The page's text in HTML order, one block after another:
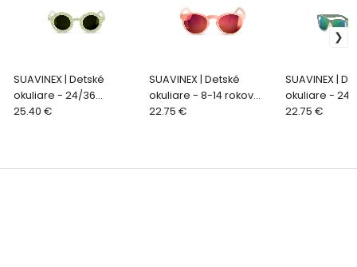
SUAVINEX | Detské
okuliare - 24/36
mesiacov polarizované
25.40 €
SUAVINEX | Detské
okuliare - 8-14 rokov
polarizované s puzdrom
22.75 €
SUAVINEX |
okuliare - 24/
mesiacov
22.75 €